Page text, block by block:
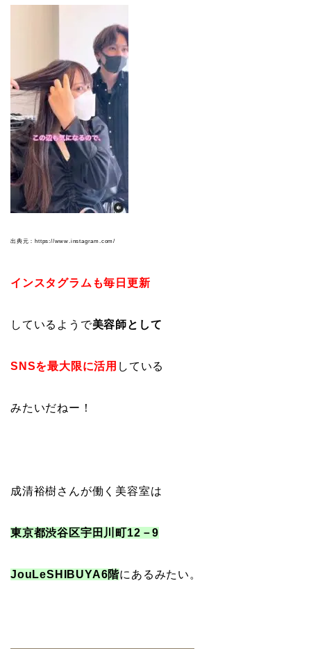
出典元：https://www.instagram.com/
インスタグラムも毎日更新
しているようで美容師として
SNSを最大限に活用 している
みたいだねー！
成清裕樹さんが働く美容室は
東京都渋谷区宇田川町12－9
JouLeSHIBUYA6階にあるみたい。